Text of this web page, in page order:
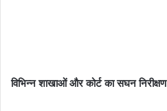
​विभिन्न शाखाओं और कोर्ट का सघन निरीक्षण